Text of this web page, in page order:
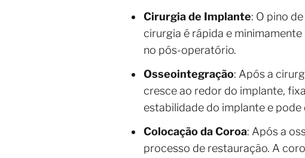
Cirurgia de Implante: O pino
cirurgia é rápida e
no pós-operatório.
Osseointegração: Após a
cresce ao redor do implante,
estabilidade do implante e pode
Colocação da Coroa: Após a
processo de restauração. A